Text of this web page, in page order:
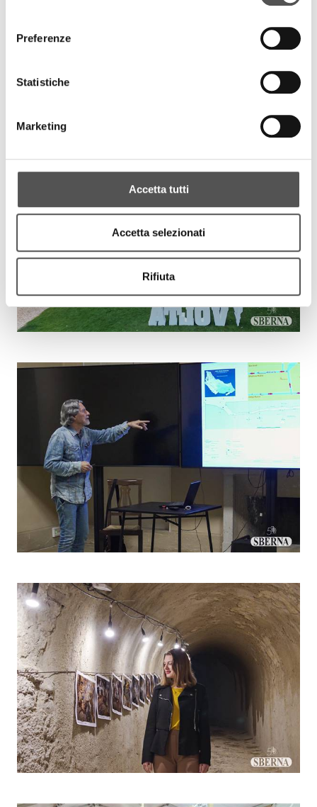
Preferenze
Statistiche
Marketing
Accetta tutti
Accetta selezionati
Rifiuta